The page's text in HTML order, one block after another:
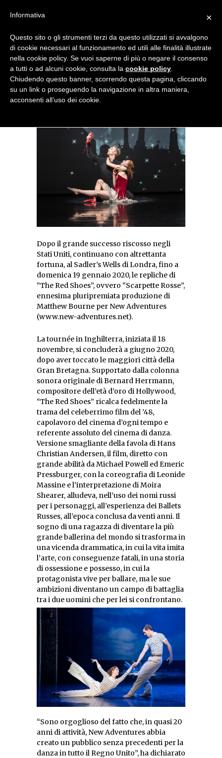
NOTIZIE DI DANZA IN ITALIA E ALL’ESTERO, PER DANZATORI,
Al Sadler’s Wells di Londra la
ripresa di “Scarpette Rosse”
Dopo il grande successo riscosso negli
Stati Uniti, continuano con altrettanta
fortuna, al Sadler’s Wells di Londra, fino a
domenica 19 gennaio 2020, le repliche di
“The Red Shoes”, ovvero “Scarpette Rosse”,
ennesima pluripremiata produzione di
Matthew Bourne per New Adventures
(www.new-adventures.net).
La tournée in Inghilterra, iniziata il 18
novembre, si concluderà a giugno 2020,
dopo aver toccato le maggiori città della
Gran Bretagna. Supportato dalla colonna
sonora originale di Bernard Herrmann,
compositore dell’età d’oro di Hollywood,
“The Red Shoes” ricalca fedelmente la
trama del celeberrimo film del ’48,
capolavoro del cinema d’ogni tempo e
referente assoluto del cinema di danza.
Versione smagliante della favola di Hans
Christian Andersen, il film, diretto con
grande abilità da Michael Powell ed Emeric
Pressburger, con la coreografia di Leonide
Massine e l’interpretazione di Moira
Shearer, alludeva, nell’uso dei nomi russi
per i personaggi, all’esperienza dei Ballets
Russes, all’epoca conclusa da venti anni. Il
sogno di una ragazza di diventare la più
grande ballerina del mondo si trasforma in
una vicenda drammatica, in cui la vita imita
l’arte, con conseguenze fatali, in una storia
di ossessione e possesso, in cui la
protagonista vive per ballare, ma le sue
ambizioni diventano un campo di battaglia
tra i due uomini che per lei si confrontano.
“Sono orgoglioso del fatto che, in quasi 20
anni di attività, New Adventures abbia
creato un pubblico senza precedenti per la
danza in tutto il Regno Unito”, ha dichiarato
×
Informativa
Questo sito o gli strumenti terzi da questo utilizzati si avvalgono
di cookie necessari al funzionamento ed utili alle finalità illustrate
nella cookie policy. Se vuoi saperne di più o negare il consenso
a tutti o ad alcuni cookie, consulta la cookie policy
Chiudendo questo banner, scorrendo questa pagina, cliccando
su un link o proseguendo la navigazione in altra maniera,
acconsenti all’uso dei cookie.